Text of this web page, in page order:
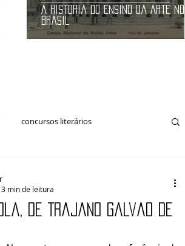
A História do Ensino da Arte no
Brasil
concursos literários
de Trajano Galvão de
3 min de leitura